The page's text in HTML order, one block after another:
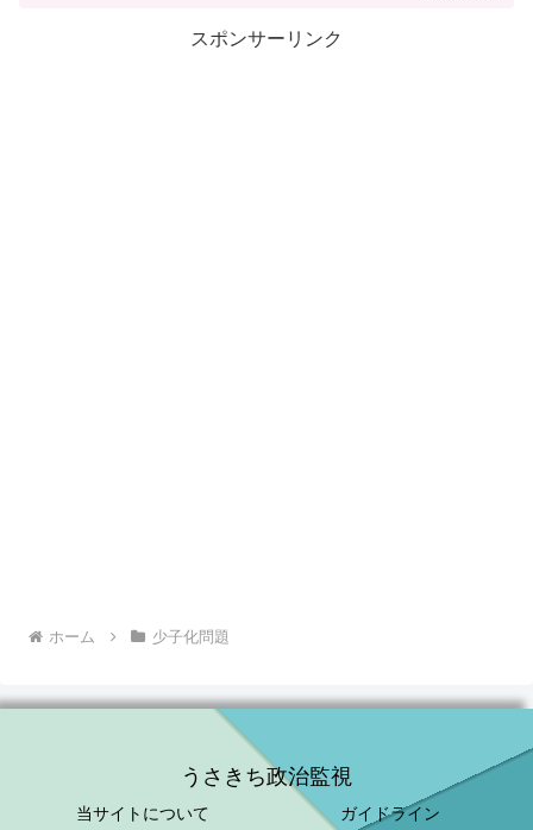
スポンサーリンク
ホーム 少子化問題
うさきち政治監視
当サイトについて ガイドライン